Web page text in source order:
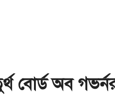
বোর্ড অব